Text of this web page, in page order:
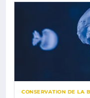
CONSERVATION DE LA